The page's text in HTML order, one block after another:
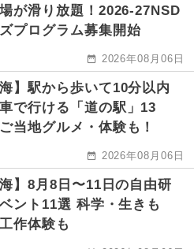
が滑り放題！2026-27NSD
プログラム募集開始
2026年08月06日
海】駅から歩いて10分以内
で行ける「道の駅」13
当地グルメ・体験も！
2026年08月06日
海】8月8日〜11日の自由研
ント11選 科学・生きも
作体験も